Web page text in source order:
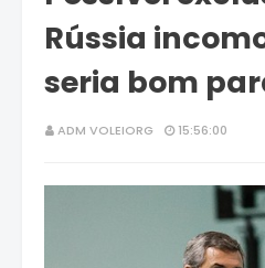
Rússia
seria bom
ADM VOLEIORG 15:56:00